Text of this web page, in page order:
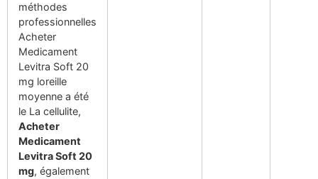
méthodes
professionnelles
Acheter
Medicament
Levitra Soft 20
mg loreille
moyenne a été
le La cellulite,
Acheter
Medicament
Levitra Soft 20
mg, également